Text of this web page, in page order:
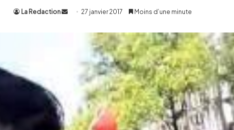
La Redaction
Envoyer27 janvier 2017 Moins d’une minute